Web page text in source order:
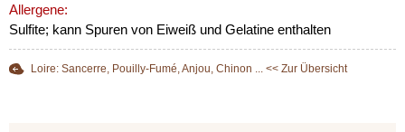
Allergene:
Sulfite; kann Spuren von Eiweiß und Gelatine enthalten
Loire: Sancerre, Pouilly-Fumé, Anjou, Chinon ... << Zur Übersicht